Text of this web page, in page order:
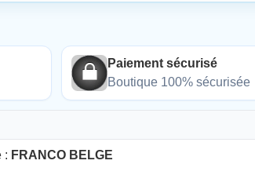
Paiement sécurisé
Boutique 100% sécurisée
: FRANCO BELGE